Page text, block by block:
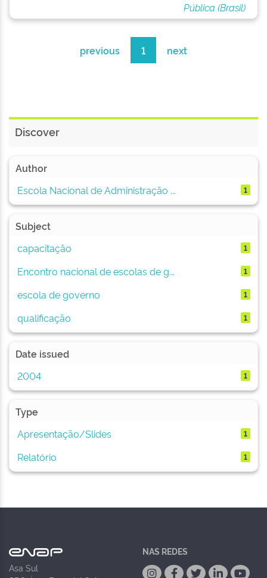
Pública (Brasil)
previous 1 next
Discover
Author
Escola Nacional de Administração ...
1
Subject
capacitação
1
Encontro nacional de escolas de g... 1
escola de governo 1
qualificação 1
Date issued
2004
1
Type
Apresentação/Slides
1
Relatório 1
Asa Sul
NAS REDES